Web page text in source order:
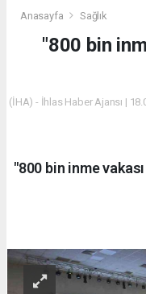
Anasayfa Sağlık
"800 bin
(İHA) - İhlas Haber Ajansı |
"800 bin inme